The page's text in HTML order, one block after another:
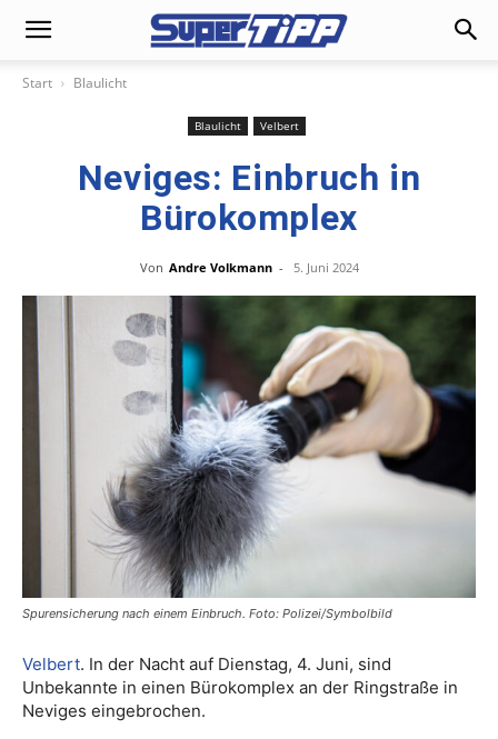
Start Blaulicht
Blaulicht Velbert
Neviges: Einbruch in
Bürokomplex
Von Andre Volkmann - 5. Juni 2024
Spurensicherung nach einem Einbruch. Foto: Polizei/Symbolbild
Velbert. In der Nacht auf Dienstag, 4. Juni, sind
Unbekannte in einen Bürokomplex an der Ringstraße in
Neviges eingebrochen.